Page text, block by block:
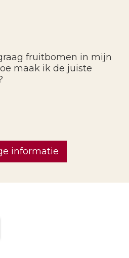
fruitbomen in mijn
maak ik de juiste
informatie